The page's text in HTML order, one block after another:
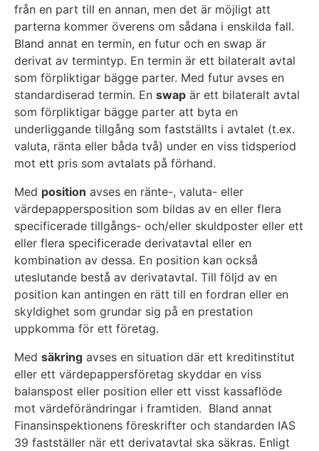
från en part till en annan, men det är möjligt att
parterna kommer överens om sådana i enskilda fall.
Bland annat en termin, en futur och en swap är
derivat av termintyp. En termin är ett bilateralt avtal
som förpliktigar bägge parter. Med futur avses en
standardiserad termin. En swap är ett bilateralt avtal
som förpliktigar bägge parter att byta en
underliggande tillgång som fastställts i avtalet (t.ex.
valuta, ränta eller båda två) under en viss tidsperiod
mot ett pris som avtalats på förhand.
Med position avses en ränte-, valuta- eller
värdepappersposition som bildas av en eller flera
specificerade tillgångs- och/eller skuldposter eller ett
eller flera specificerade derivatavtal eller en
kombination av dessa. En position kan också
uteslutande bestå av derivatavtal. Till följd av en
position kan antingen en rätt till en fordran eller en
skyldighet som grundar sig på en prestation
uppkomma för ett företag.
Med säkring avses en situation där ett kreditinstitut
eller ett värdepappersföretag skyddar en viss
balanspost eller position eller ett visst kassaflöde
mot värdeförändringar i framtiden. Bland annat
Finansinspektionens föreskrifter och standarden IAS
39 fastställer när ett derivatavtal ska säkras. Enligt